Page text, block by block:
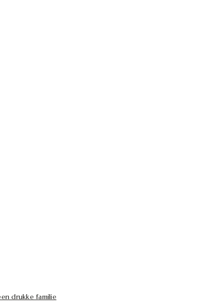
drukke familie